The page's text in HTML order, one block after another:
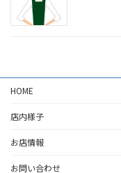
HOME
店内様子
お店情報
お問い合わせ